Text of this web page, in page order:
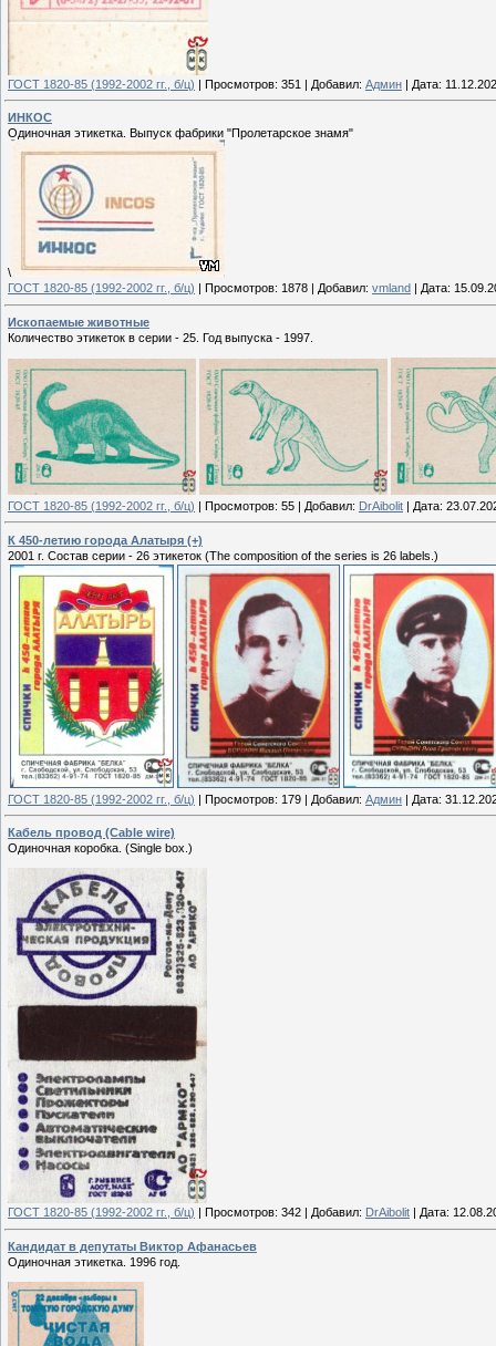
ГОСТ 1820-85 (1992-2002 гг., б/ц) | Просмотров: 351 | Добавил: Админ | Дата:
ИНКОС
Одиночная этикетка. Выпуск фабрики "Пролетарское знамя"
\
ГОСТ 1820-85 (1992-2002 гг., б/ц)
Просмотров: 1878 Добавил: vmland Дата:
Ископаемые животные
Количество этикеток в серии - 25. Год выпуска - 1997.
ГОСТ 1820-85 (1992-2002 гг., б/ц) | Просмотров: 55 | Добавил: DrAibolit | Дата:
К 450-летию города Алатыря (+)
2001 г. Состав серии - 26 этикеток (The composition of the series is 26 labels.)
ГОСТ 1820-85 (1992-2002 гг., б/ц) | Просмотров: 179 | Добавил: Админ | Дата:
Кабель провод (Cable wire)
Одиночная коробка. (Single box.)
ГОСТ 1820-85 (1992-2002 гг., б/ц) Просмотров: 342 Добавил: DrAibolit Дата:
Кандидат в депутаты Виктор Афанасьев
Одиночная этикетка. 1996 год.